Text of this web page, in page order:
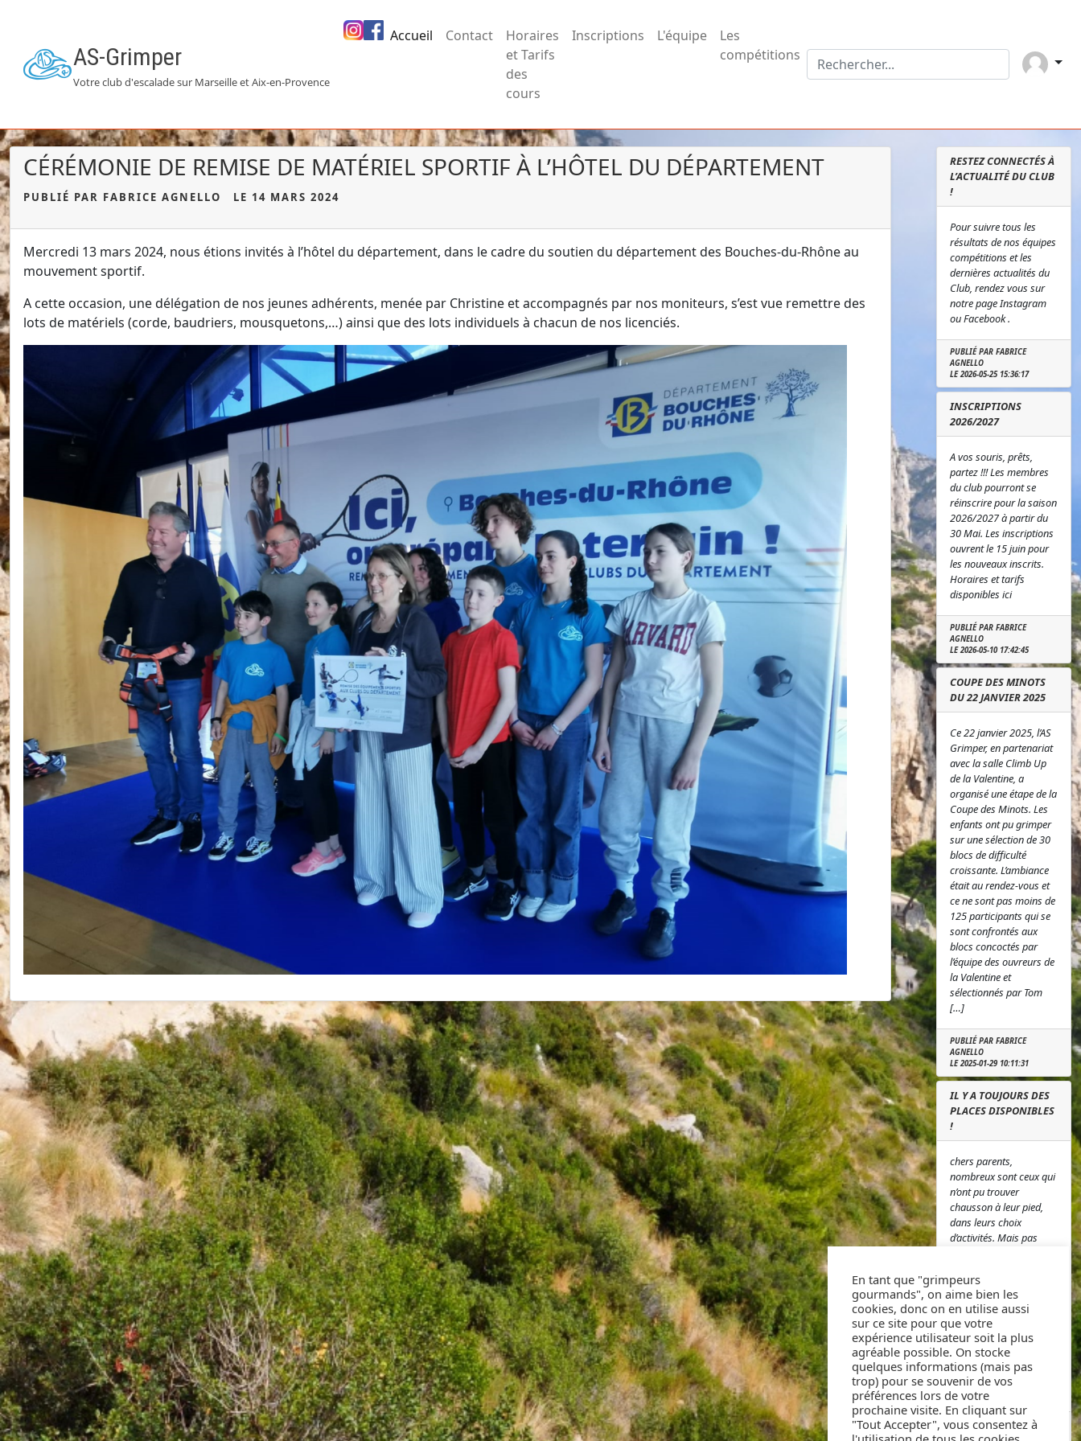
AS-Grimper
Votre club d'escalade sur Marseille et Aix-en-Provence
Accueil Contact
Horaires
et Tarifs
des
cours
Inscriptions L'équipe
Les
compétitions
CÉRÉMONIE DE REMISE DE MATÉRIEL SPORTIF À L’HÔTEL DU DÉPARTEMENT
PUBLIÉ PAR FABRICE AGNELLO LE 14 MARS 2024
Mercredi 13 mars 2024, nous étions invités à l’hôtel du département, dans le cadre du soutien du département des Bouches-du-Rhône au
mouvement sportif.
A cette occasion, une délégation de nos jeunes adhérents, menée par Christine et accompagnés par nos moniteurs, s’est vue remettre des
lots de matériels (corde, baudriers, mousquetons,…) ainsi que des lots individuels à chacun de nos licenciés.
RESTEZ CONNECTÉS À
L’ACTUALITÉ DU CLUB
!
Pour suivre tous les
résultats de nos équipes
compétitions et les
dernières actualités du
Club, rendez vous sur
notre page Instagram
ou Facebook .
PUBLIÉ PAR FABRICE
AGNELLO
LE 2026-05-25 15:36:17
INSCRIPTIONS
2026/2027
A vos souris, prêts,
partez !!! Les membres
du club pourront se
réinscrire pour la saison
2026/2027 à partir du
30 Mai. Les inscriptions
ouvrent le 15 juin pour
les nouveaux inscrits.
Horaires et tarifs
disponibles ici
PUBLIÉ PAR FABRICE
AGNELLO
LE 2026-05-10 17:42:45
COUPE DES MINOTS
DU 22 JANVIER 2025
Ce 22 janvier 2025, l’AS
Grimper, en partenariat
avec la salle Climb Up
de la Valentine, a
organisé une étape de la
Coupe des Minots. Les
enfants ont pu grimper
sur une sélection de 30
blocs de difficulté
croissante. L’ambiance
était au rendez-vous et
ce ne sont pas moins de
125 participants qui se
sont confrontés aux
blocs concoctés par
l’équipe des ouvreurs de
la Valentine et
sélectionnés par Tom
[…]
PUBLIÉ PAR FABRICE
AGNELLO
LE 2025-01-29 10:11:31
IL Y A TOUJOURS DES
PLACES DISPONIBLES
!
chers parents,
nombreux sont ceux qui
n’ont pu trouver
chausson à leur pied,
dans leurs choix
d’activités. Mais pas
désirez nous rejoindre,
pas d’hésitation, vous
pouvez vous inscrire ici
à l’adresse suivante
Inscriptions ou nous
contacter au 07 49 55
54 77. A très bientôt !
L’équipe AS Grimper
PUBLIÉ PAR FABRICE
AGNELLO
En tant que "grimpeurs
gourmands", on aime bien les
cookies, donc on en utilise aussi
sur ce site pour que votre
expérience utilisateur soit la plus
agréable possible. On stocke
quelques informations (mais pas
trop) pour se souvenir de vos
préférences lors de votre
prochaine visite. En cliquant sur
"Tout Accepter", vous consentez à